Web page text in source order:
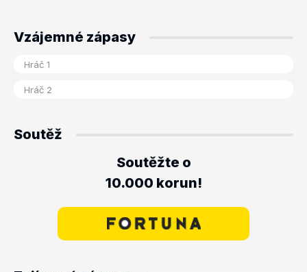
Vzájemné zápasy
Soutěž
Soutěžte o
10.000 korun!